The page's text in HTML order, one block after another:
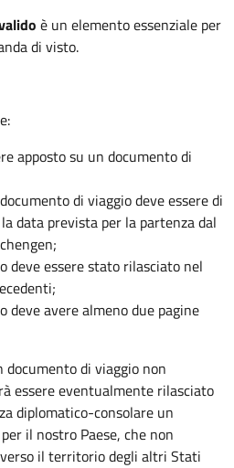
è un elemento essenziale per
di visto.
apposto su un documento di
di viaggio deve essere di
data prevista per la partenza dal
deve essere stato rilasciato nel
deve avere almeno due pagine
di viaggio non
essere eventualmente rilasciato
diplomatico-consolare un
il nostro Paese, che non
il territorio degli altri Stati